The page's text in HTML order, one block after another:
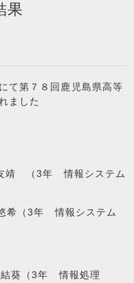
果
て第７８回鹿児島県高等
ました
（3年 情報システム
年 情報システム
3年 情報処理